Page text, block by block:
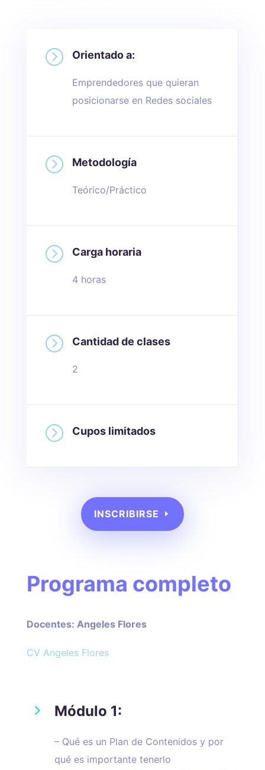
= Orientado a:
Emprendedores que quieran
posicionarse en Redes sociales
= Metodología
Teórico/Práctico
= Carga horaria
4 horas
= Cantidad de clases
2
= Cupos limitados
INSCRIBIRSE
Programa completo
Docentes: Angeles Flores
CV Angeles Flores
5 Módulo 1:
– Qué es un Plan de Contenidos y por
qué es importante tenerlo